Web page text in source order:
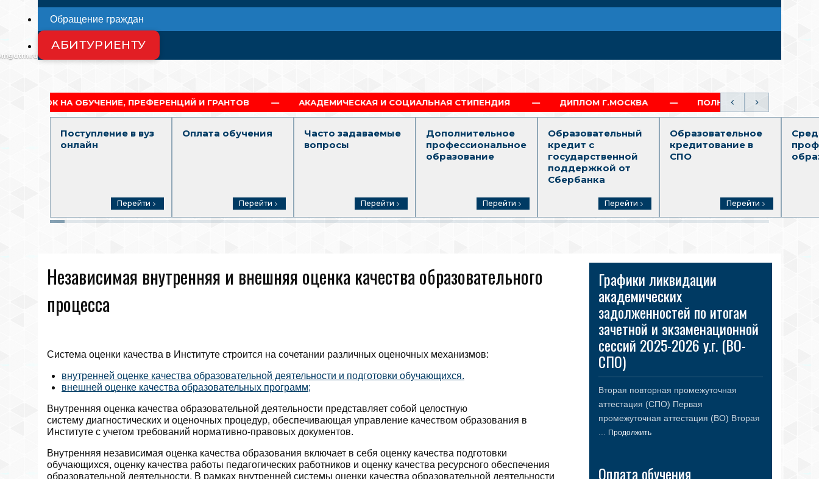
Обращение граждан
СМИ О НАС
АБИТУРИЕНТУ
ОБУЧЕНИЕ, ПРЕФЕРЕНЦИЙ И ГРАНТОВ АКАДЕМИЧЕСКАЯ И СОЦИАЛЬНАЯ СТИПЕНДИЯ ДИПЛОМ Г.МОСКВА ПОЛНЫЙ ОБРАЗОВАТЕЛЬНЫЙ ТРЕК
Поступление в вуз
онлайн
Перейти
Оплата обучения
Перейти
Часто задаваемые
вопросы
Перейти
Дополнительное
профессиональное
образование
Перейти
Образовательный
кредит с
государственной
поддержкой от
Сбербанка
Перейти
Образовательное
кредитование в
СПО
Перейти
Независимая внутренняя и внешняя оценка качества образовательного
процесса
Система оценки качества в Институте строится на сочетании различных оценочных механизмов:
внутренней оценке качества образовательной деятельности и подготовки обучающихся.
внешней оценке качества образовательных программ;
Внутренняя оценка качества образовательной деятельности представляет собой целостную
систему диагностических и оценочных процедур, обеспечивающая управление качеством образования в
Институте с учетом требований нормативно-правовых документов.
Внутренняя независимая оценка качества образования включает в себя оценку качества подготовки
обучающихся, оценку качества работы педагогических работников и оценку качества ресурсного обеспечения
образовательной деятельности. В рамках внутренней системы оценки качества образовательной деятельности
Графики ликвидации
академических
задолженностей по итогам
зачетной и экзаменационной
сессий 2025-2026 у.г. (ВО-
СПО)
Вторая повторная промежуточная
аттестация (СПО) Первая
промежуточная аттестация (ВО) Вторая
... Продолжить
Оплата обучения